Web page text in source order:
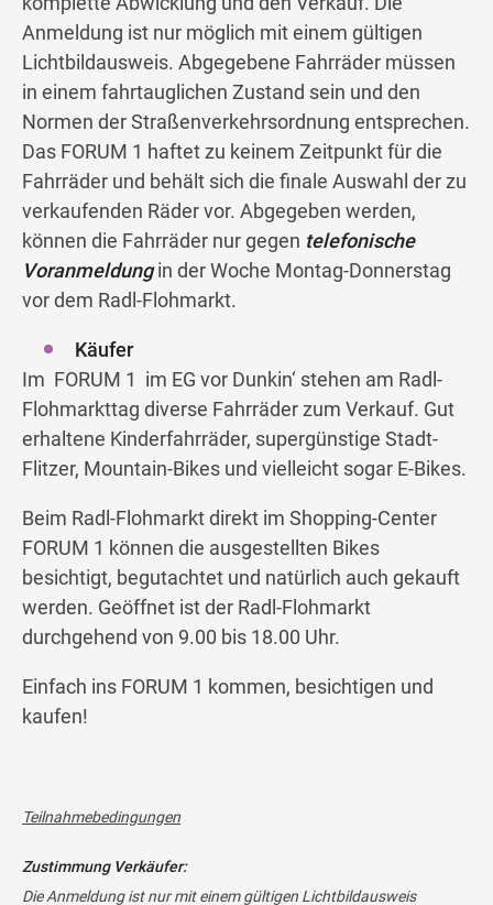
Anmeldung ist nur möglich mit einem gültigen
Lichtbildausweis. Abgegebene Fahrräder müssen
in einem fahrtauglichen Zustand sein und den
Normen der Straßenverkehrsordnung entsprechen.
Das FORUM 1 haftet zu keinem Zeitpunkt für die
Fahrräder und behält sich die finale Auswahl der zu
verkaufenden Räder vor. Abgegeben werden,
können die Fahrräder nur gegen telefonische
Voranmeldungin der Woche Montag-Donnerstag
vor dem Radl-Flohmarkt.
Käufer
Im FORUM 1 im EG vor Dunkin‘ stehen am Radl-
Flohmarkttag diverse Fahrräder zum Verkauf. Gut
erhaltene Kinderfahrräder, supergünstige Stadt-
Flitzer, Mountain-Bikes und vielleicht sogar E-Bikes.
Beim Radl-Flohmarkt direkt im Shopping-Center
FORUM 1 können die ausgestellten Bikes
besichtigt, begutachtet und natürlich auch gekauft
werden. Geöffnet ist der Radl-Flohmarkt
durchgehend von 9.00 bis 18.00 Uhr.
Einfach ins FORUM 1 kommen, besichtigen und
kaufen!
Teilnahmebedingungen
Zustimmung Verkäufer:
Die Anmeldung ist nur mit einem gültigen Lichtbildausweis